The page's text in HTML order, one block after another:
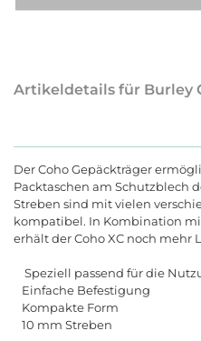
Artikeldetails für Burley
Der Coho Gepäckträger
Packtaschen am Schutzblech
Streben sind mit vielen
kompatibel. In Kombination
erhält der Coho XC noch mehr
Speziell passend für die
Einfache Befestigung
Kompakte Form
10 mm Streben